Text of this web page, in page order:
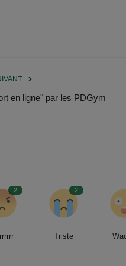
en ligne" par les PDGym
2 2
Triste